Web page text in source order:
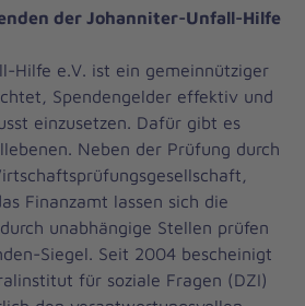
der Johanniter-Unfall-Hilfe
Hilfe e.V. ist ein gemeinnütziger
Spendengelder effektiv und
einzusetzen. Dafür gibt es
Neben der Prüfung durch
Finanzamt lassen sich die
unabhängige Stellen prüfen
Siegel. Seit 2004 bescheinigt
für soziale Fragen (DZI)